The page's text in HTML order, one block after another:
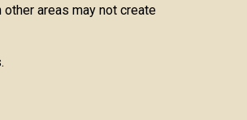
areas may not create